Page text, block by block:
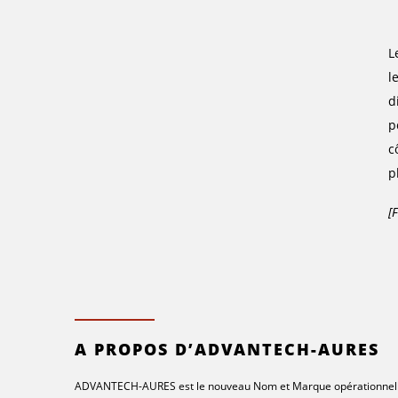
A PROPOS D’ADVANTECH-AURES
ADVANTECH-AURES est le nouveau Nom et Marque